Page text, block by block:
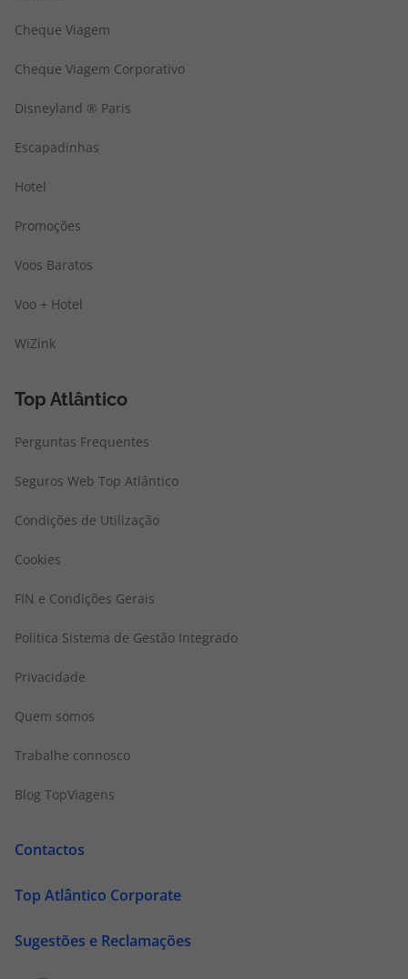
Cheque Viagem
Cheque Viagem Corporativo
Disneyland ® Paris
Escapadinhas
Hotel
Promoções
Voos Baratos
Voo + Hotel
WiZink
Top Atlântico
Perguntas Frequentes
Seguros Web Top Atlântico
Condições de Utilização
Cookies
FIN e Condições Gerais
Politica Sistema de Gestão Integrado
Privacidade
Quem somos
Trabalhe connosco
Blog TopViagens
Contactos
Top Atlântico Corporate
Sugestões e Reclamações